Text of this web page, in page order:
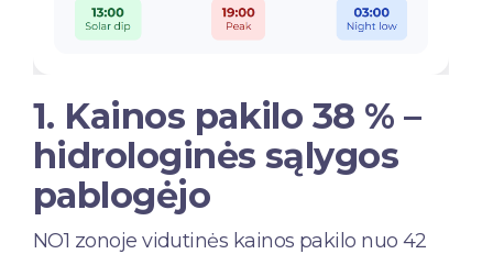
1. Kainos pakilo 38 % –
hidrologinės sąlygos
pablogėjo
NO1 zonoje vidutinės kainos pakilo nuo 42